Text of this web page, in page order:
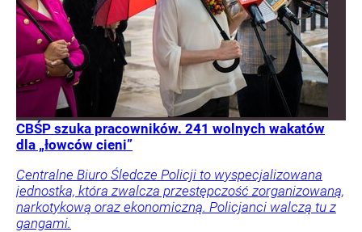
CBŚP szuka pracowników. 241 wolnych wakatów
dla „łowców cieni”
Centralne Biuro Śledcze Policji to wyspecjalizowana
jednostka, która zwalcza przestępczość zorganizowaną,
narkotykową oraz ekonomiczną. Policjanci walczą tu z
gangami.